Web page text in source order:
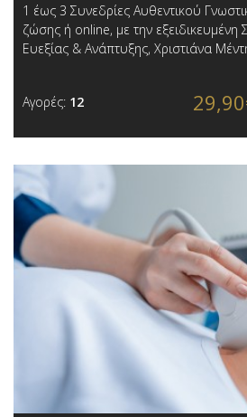
1 έως 3 Συνεδρίες Αυθεντικού
ζώσης ή online, με την
Ευεξίας & Ανάπτυξης, Χριστιάνα
Αγορές: 12